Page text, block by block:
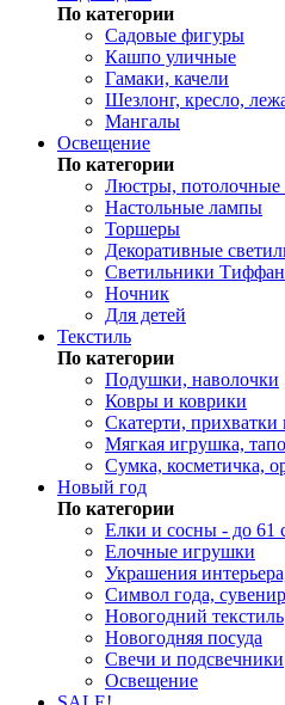
По категории
Садовые фигуры
Кашпо уличные
Гамаки, качели
Шезлонг, кресло,
Мангалы
Освещение
По категории
Люстры, потолочные
Настольные лампы
Торшеры
Декоративные
Светильники
Ночник
Для детей
Текстиль
По категории
Подушки, наволочки
Ковры и коврики
Скатерти, прихватки
Мягкая игрушка,
Сумка, косметичка,
Новый год
По категории
Елки и сосны - до 61
Елочные игрушки
Украшения
Символ года,
Новогодний текстиль
Новогодняя посуда
Свечи и подсвечники
Освещение